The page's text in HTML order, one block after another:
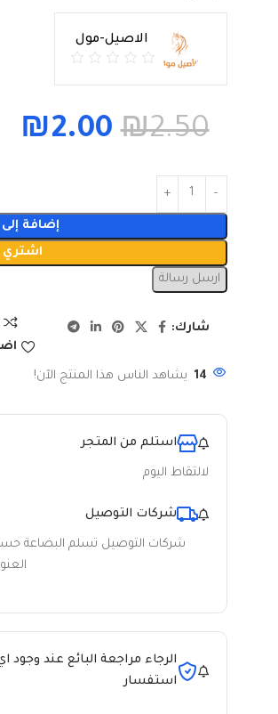
الاصيل-مول
₪2.50
₪2.00
إضافة
اشتري
ارسل رسالة
شارك:
14 يشاهد الناس هذا المنتج الآن!
استلم من المتجر
لالتقاط اليوم
شركات التوصيل
شركات التوصيل تسلم البضاعة
الرجاء مراجعة البائع عند وجود
استفسار